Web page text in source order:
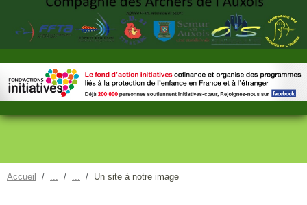
Accueil Un site à notre image